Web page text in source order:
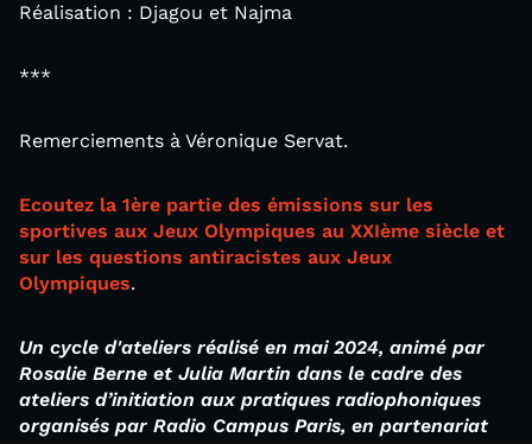
Réalisation : Djagou et Najma
***
Remerciements à Véronique Servat.
Ecoutez la 1ère partie des émissions sur les
sportives aux Jeux Olympiques au XXIème siècle et
sur les questions antiracistes aux Jeux
Olympiques.
Un cycle d'ateliers réalisé en mai 2024, animé par
Rosalie Berne et Julia Martin dans le cadre des
ateliers d’initiation aux pratiques radiophoniques
organisés par Radio Campus Paris, en partenariat